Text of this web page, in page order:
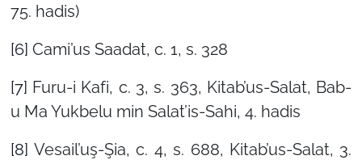
75. hadis)
[6] Cami’us Saadat, c. 1, s. 328
[7] Furu-i Kafi, c. 3, s. 363, Kitab’us-Salat, Bab-
u Ma Yukbelu min Salat’is-Sahi, 4. hadis
[8] Vesail’uş-Şia, c. 4, s. 688, Kitab’us-Salat, 3.